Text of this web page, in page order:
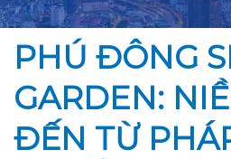
PHÚ ĐÔNG
GARDEN:
ĐẾN TỪ